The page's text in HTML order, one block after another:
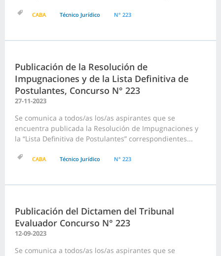
CABA Técnico Jurídico N° 223
Publicación de la Resolución de
Impugnaciones y de la Lista Definitiva de
Postulantes, Concurso N° 223
27-11-2023
Se comunica a todos/as los/as aspirantes que se
encuentra publicada la Resolución de Impugnaciones y
la “Lista Definitiva de Postulantes” correspondientes...
CABA Técnico Jurídico N° 223
Publicación del Dictamen del Tribunal
Evaluador Concurso N° 223
12-09-2023
Se comunica a todos/as los/as aspirantes que se